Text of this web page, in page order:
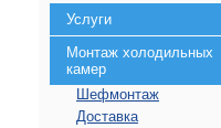
Услуги
Монтаж холодильных
камер
Шефмонтаж
Доставка